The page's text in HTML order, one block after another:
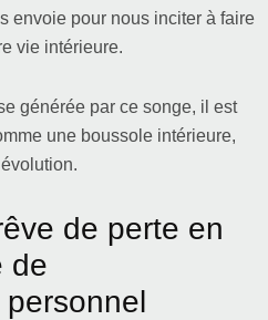
envoie pour nous inciter à faire
vie intérieure.
générée par ce songe, il est
une boussole intérieure,
de perte en
de